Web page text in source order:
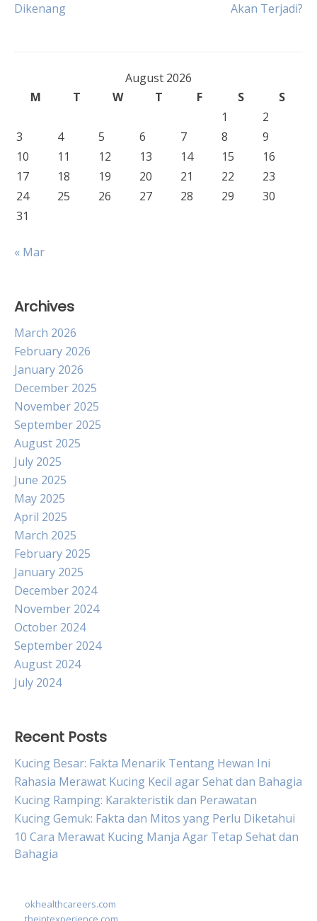
navigation
Dikenang
Akan Terjadi?
August 2026
M
T W T F S
S
1
2
3
4 5 6 7 8
9
10
11 12 13 14 15
16
17
18 19 20 21 22
23
24
25 26 27 28 29
30
31
« Mar
Archives
March 2026
February 2026
January 2026
December 2025
November 2025
September 2025
August 2025
July 2025
June 2025
May 2025
April 2025
March 2025
February 2025
January 2025
December 2024
November 2024
October 2024
September 2024
August 2024
July 2024
Recent Posts
Kucing Besar: Fakta Menarik Tentang Hewan Ini
Rahasia Merawat Kucing Kecil agar Sehat dan Bahagia
Kucing Ramping: Karakteristik dan Perawatan
Kucing Gemuk: Fakta dan Mitos yang Perlu Diketahui
10 Cara Merawat Kucing Manja Agar Tetap Sehat dan
Bahagia
okhealthcareers.com